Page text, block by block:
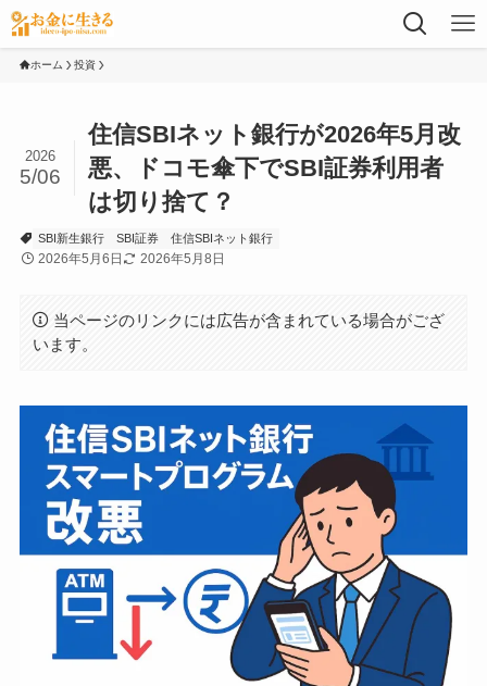
ホーム 投資
住信SBIネット銀行が2026年5月改
悪、ドコモ傘下でSBI証券利用者
は切り捨て？
2026
5/06
SBI新生銀行 SBI証券 住信SBIネット銀行
2026年5月6日 2026年5月8日
当ページのリンクには広告が含まれている場合がござ
います。